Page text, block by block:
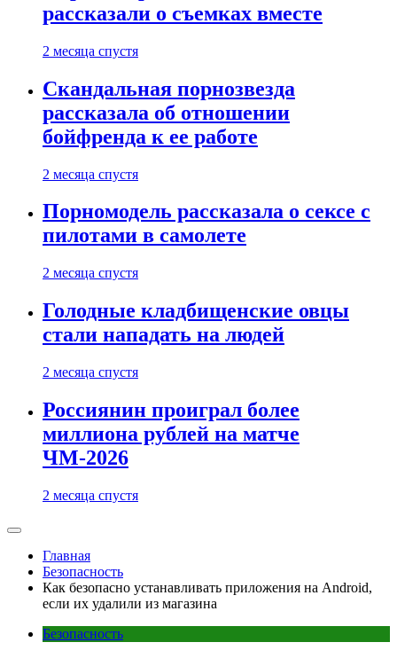
рассказали о съемках вместе
2 месяца спустя
Скандальная порнозвезда
рассказала об отношении
бойфренда к ее работе
2 месяца спустя
Порномодель рассказала о сексе с
пилотами в самолете
2 месяца спустя
Голодные кладбищенские овцы
стали нападать на людей
2 месяца спустя
Россиянин проиграл более
миллиона рублей на матче
ЧМ-2026
2 месяца спустя
Главная
Безопасность
Как безопасно устанавливать приложения на Android,
если их удалили из магазина
Безопасность